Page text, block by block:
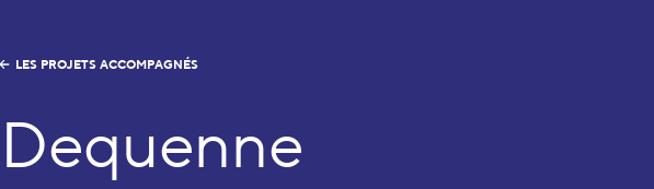
LES PROJETS ACCOMPAGNÉS
Dequenne